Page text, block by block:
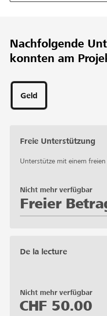
Nachfolgende
konnten am
Geld
Freie Unterstützung
Unterstütze mit einem freien
Freier
Nicht mehr verfügbar
De la lecture
Nicht mehr verfügbar
CHF 50.00